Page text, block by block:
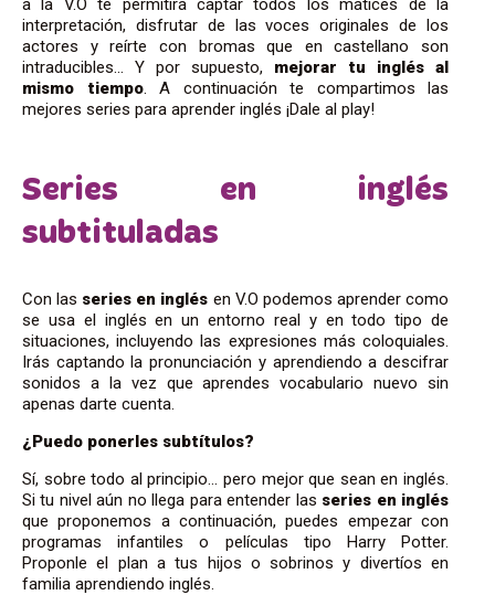
interpretación, disfrutar de las voces originales de los
actores y reírte con bromas que en castellano son
intraducibles… Y por supuesto, mejorar tu inglés al
mismo tiempo. A continuación te compartimos las
mejores series para aprender inglés ¡Dale al play!
Series en inglés
subtituladas
Con las series en inglés en V.O podemos aprender como
se usa el inglés en un entorno real y en todo tipo de
situaciones, incluyendo las expresiones más coloquiales.
Irás captando la pronunciación y aprendiendo a descifrar
sonidos a la vez que aprendes vocabulario nuevo sin
apenas darte cuenta.
¿Puedo ponerles subtítulos?
Sí, sobre todo al principio… pero mejor que sean en inglés.
Si tu nivel aún no llega para entender las series en inglés
que proponemos a continuación, puedes empezar con
programas infantiles o películas tipo Harry Potter.
Proponle el plan a tus hijos o sobrinos y divertíos en
familia aprendiendo inglés.